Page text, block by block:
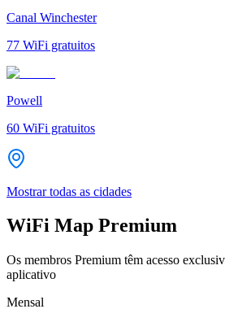
Canal Winchester
77 WiFi gratuitos
Powell
60 WiFi gratuitos
Mostrar todas as cidades
WiFi Map Premium
Os membros Premium têm acesso
aplicativo
Mensal